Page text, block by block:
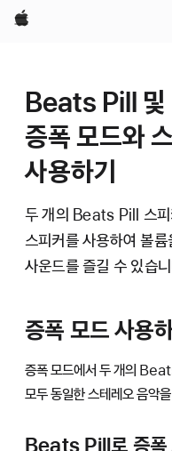
Apple
Beats Pill
증폭 모드와
사용하기
두 개의 Beats Pill 스
스피커를 사용하여 볼
사운드를 즐길 수 있습
증폭 모드 사용
증폭 모드에서 두 개의
모두 동일한 스테레오 음악
Beats Pill로 증폭